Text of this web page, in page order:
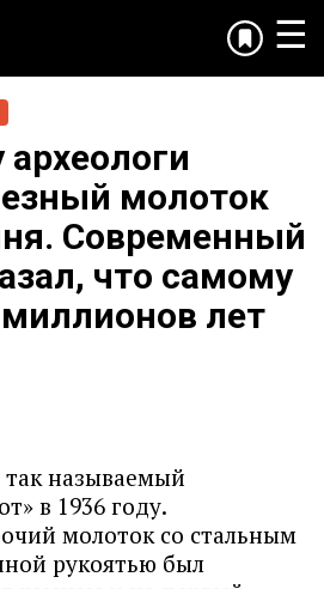
☰
археологи
молоток
Современный
что самому
лет
называемый
в 1936 году.
молоток со стальным
рукоятью был